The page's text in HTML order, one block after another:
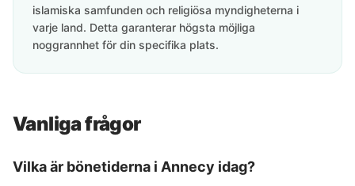
islamiska samfunden och religiösa myndigheterna i
varje land. Detta garanterar högsta möjliga
noggrannhet för din specifika plats.
Vanliga frågor
Vilka är bönetiderna i Annecy idag?